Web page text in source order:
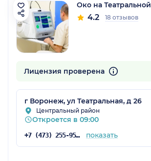
Око на Театральной
4.2 18 отзывов
Лицензия проверена
г Воронеж, ул Театральная, д 26
Центральный район
Откроется в 09:00
+7 (473) 255-95-95 показать